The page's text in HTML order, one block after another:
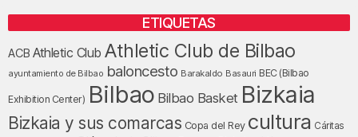
ETIQUETAS
ACB Athletic Club Athletic Club de Bilbao
ayuntamiento de Bilbao baloncesto Barakaldo Basauri BEC (Bilbao
Exhibition Center) Bilbao Bilbao Basket Bizkaia
Bizkaia y sus comarcas Copa del Rey cultura Cáritas